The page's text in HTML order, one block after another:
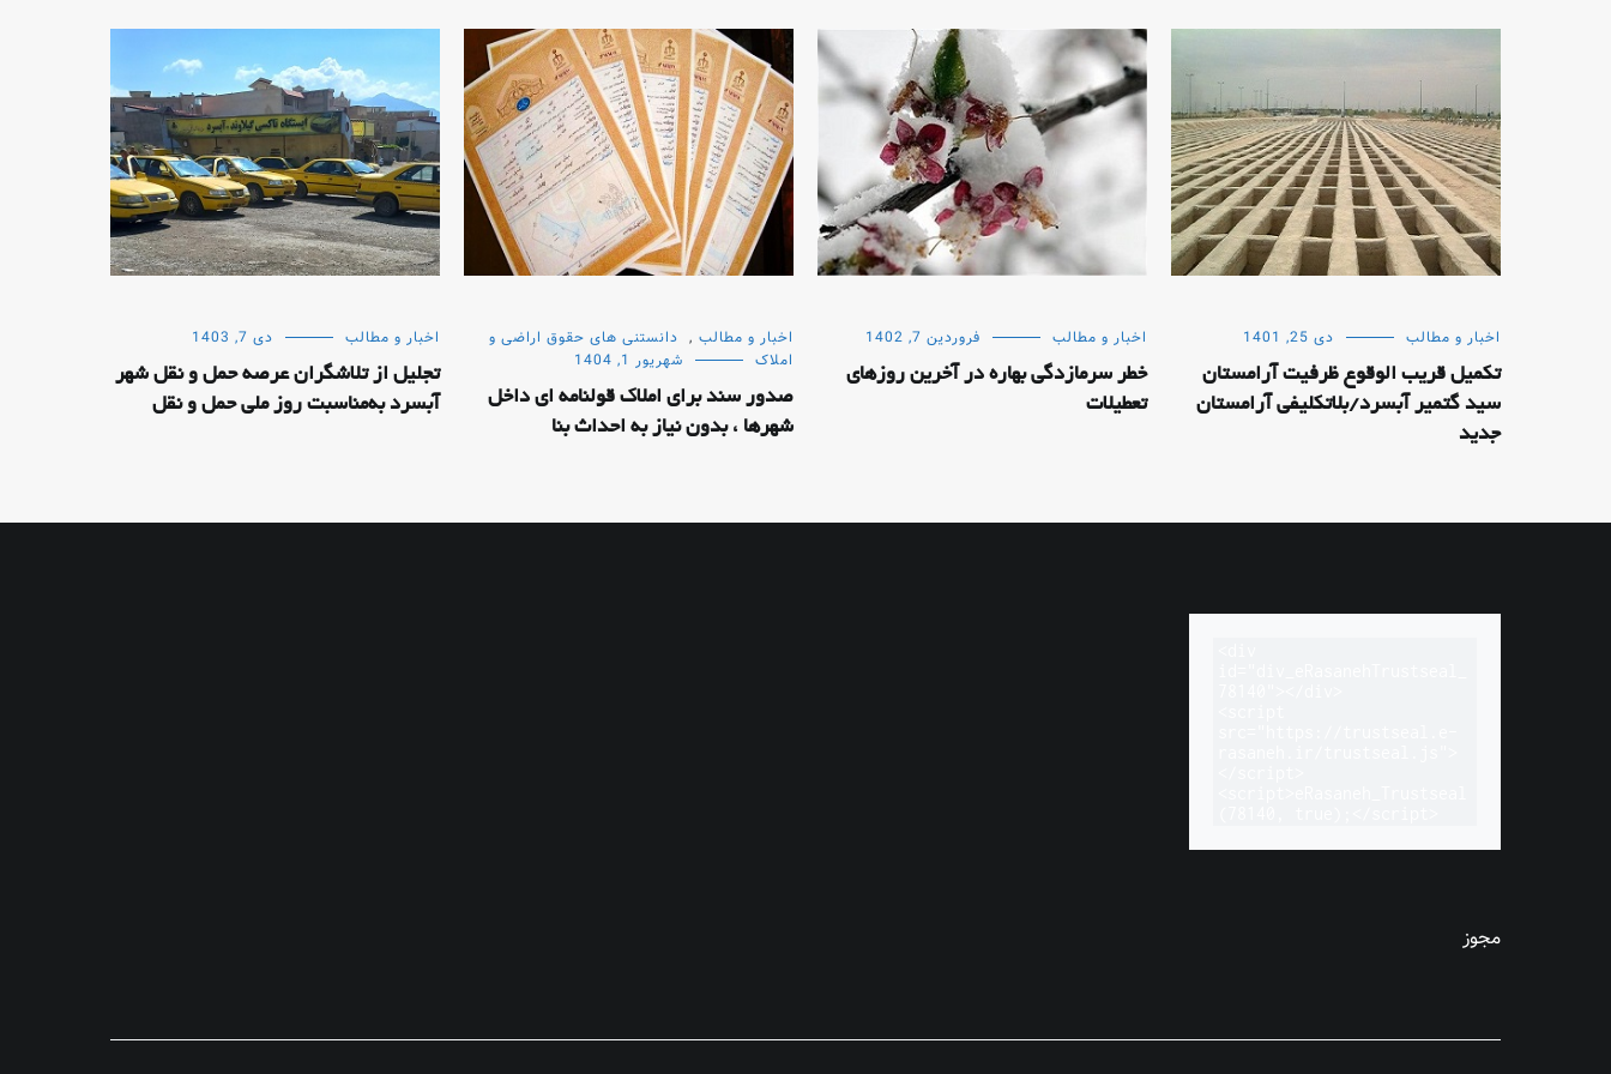
اخبار و مطالب دی 25, 1401
تکمیل قریب الوقوع ظرفیت آرامستان
سید گتمیر آبسرد/بلاتکلیفی آرامستان
جدید
اخبار و مطالب فروردین 7, 1402
خطر سرمازدگی بهاره در آخرین روزهای
تعطیلات
اخبار و مطالب , دانستنی های حقوق اراضی و
املاک
شهریور 1, 1404
صدور سند برای املاک قولنامه ای داخل
شهرها ، بدون نیاز به احداث بنا
اخبار و مطالب دی 7, 1403
تجلیل از تلاشگران عرصه حمل و نقل شهر
آبسرد به‌مناسبت روز ملی حمل و نقل
مجوز